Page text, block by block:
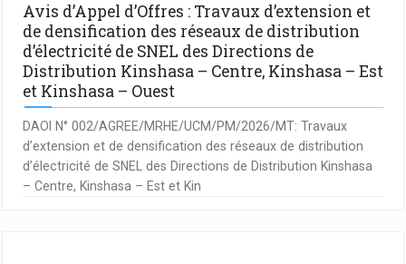
Avis d’Appel d’Offres : Travaux d’extension et
de densification des réseaux de distribution
d’électricité de SNEL des Directions de
Distribution Kinshasa – Centre, Kinshasa – Est
et Kinshasa – Ouest
DAOI N° 002/AGREE/MRHE/UCM/PM/2026/MT: Travaux
d’extension et de densification des réseaux de distribution
d’électricité de SNEL des Directions de Distribution Kinshasa
– Centre, Kinshasa – Est et Kin